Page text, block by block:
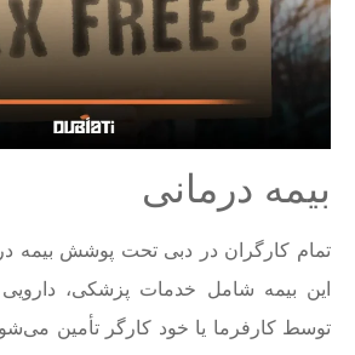
بیمه درمانی
تمام کارگران در دبی تحت پوشش بیمه
این بیمه شامل خدمات پزشکی،
توسط کارفرما یا خود کارگر تأمین